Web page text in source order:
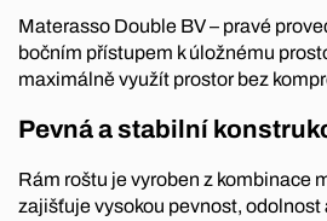
Materasso Double BV – pravé
bočním přístupem k úložnému
maximálně využít prostor bez
Pevná a stabilní
Rám roštu je vyroben z kombinace
zajišťuje vysokou pevnost,